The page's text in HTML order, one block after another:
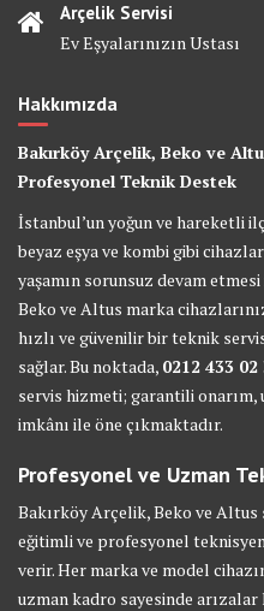
Arçelik Servisi
Ev Eşyalarınızın Ustası
Hakkımızda
Bakırköy Arçelik, Beko ve
Profesyonel Teknik Destek
İstanbul’un yoğun ve hareketli
beyaz eşya ve kombi gibi
yaşamın sorunsuz devam
Beko ve Altus marka
hızlı ve güvenilir bir teknik
sağlar. Bu noktada, 0212 433 02
servis hizmeti; garantili onarım,
imkânı ile öne çıkmaktadır.
Profesyonel ve Uzman
Bakırköy Arçelik, Beko ve Altus
eğitimli ve profesyonel
verir. Her marka ve model
uzman kadro sayesinde